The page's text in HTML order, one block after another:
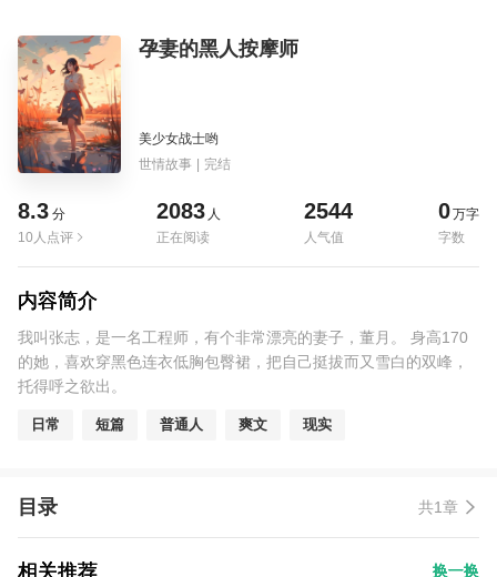
孕妻的黑人按摩师
美少女战士哟
世情故事 | 完结
8.3 分
10人点评
2083 人
正在阅读
2544
人气值
0万字
字数
内容简介
我叫张志，是一名工程师，有个非常漂亮的妻子，董月。 身高170
的她，喜欢穿黑色连衣低胸包臀裙，把自己挺拔而又雪白的双峰，
托得呼之欲出。
日常 短篇 普通人 爽文 现实
目录 共1章
相关推荐 换一换